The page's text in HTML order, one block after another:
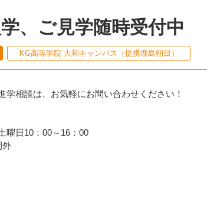
、ご見学随時受付中
KG高等学院 大和キャンパス（提携鹿島朝日）
学相談は、お気軽にお問い合わせください！
曜日10：00～16：00
外